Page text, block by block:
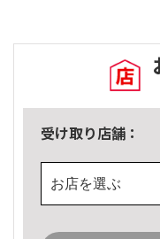
受け取り店舗：
お店を選ぶ